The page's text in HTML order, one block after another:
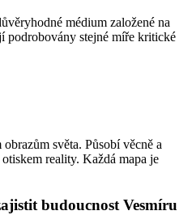
médium založené na
podrobovány stejné míře kritické
světa. Působí věcně a
reality. Každá mapa je
budoucnost Vesmíru